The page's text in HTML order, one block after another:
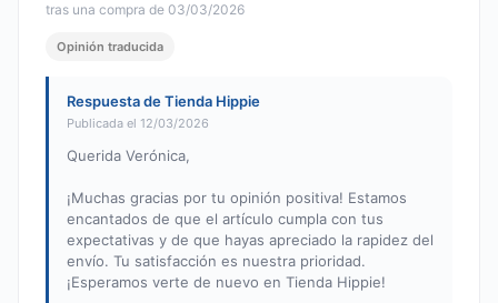
tras una compra de 03/03/2026
Opinión traducida
Respuesta de Tienda Hippie
Publicada el 12/03/2026
Querida Verónica,
¡Muchas gracias por tu opinión positiva! Estamos
encantados de que el artículo cumpla con tus
expectativas y de que hayas apreciado la rapidez del
envío. Tu satisfacción es nuestra prioridad.
¡Esperamos verte de nuevo en Tienda Hippie!